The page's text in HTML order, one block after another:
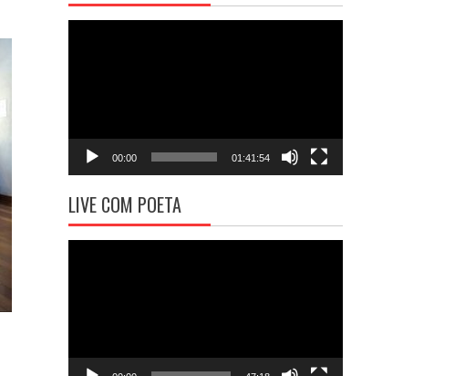
00:00 01:41:54
LIVE COM POETA